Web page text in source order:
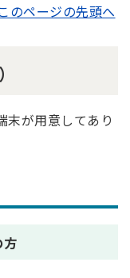
のページの先頭へ
末が用意してあり
方